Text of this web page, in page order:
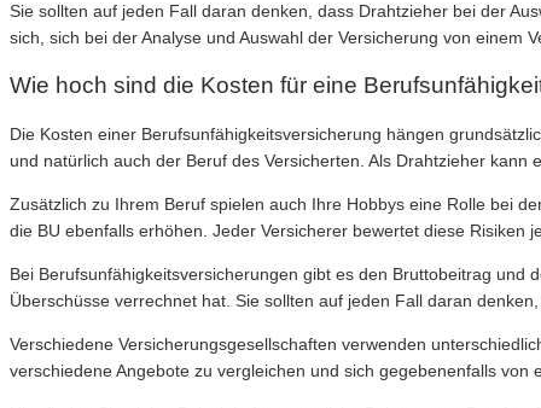
Sie sollten auf jeden Fall daran denken, dass Drahtzieher bei der
sich, sich bei der Analyse und Auswahl der Versicherung von einem
Wie hoch sind die Kosten für eine
Die Kosten einer Berufsunfähigkeitsversicherung hängen
und natürlich auch der Beruf des Versicherten. Als Drahtzieher
Zusätzlich zu Ihrem Beruf spielen auch Ihre Hobbys eine Rolle bei
die BU ebenfalls erhöhen. Jeder Versicherer bewertet diese
Bei Berufsunfähigkeitsversicherungen gibt es den Bruttobeitrag
Überschüsse verrechnet hat. Sie sollten auf jeden Fall daran
Verschiedene Versicherungsgesellschaften verwenden
verschiedene Angebote zu vergleichen und sich gegebenenfalls von